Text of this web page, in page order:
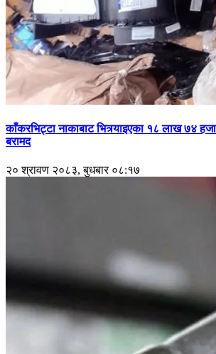
काँकरभिट्टा नाकाबाट भित्र्याइएका १८ लाख ७४
बरामद
२० श्रावण २०८३, बुधबार ०८:१७